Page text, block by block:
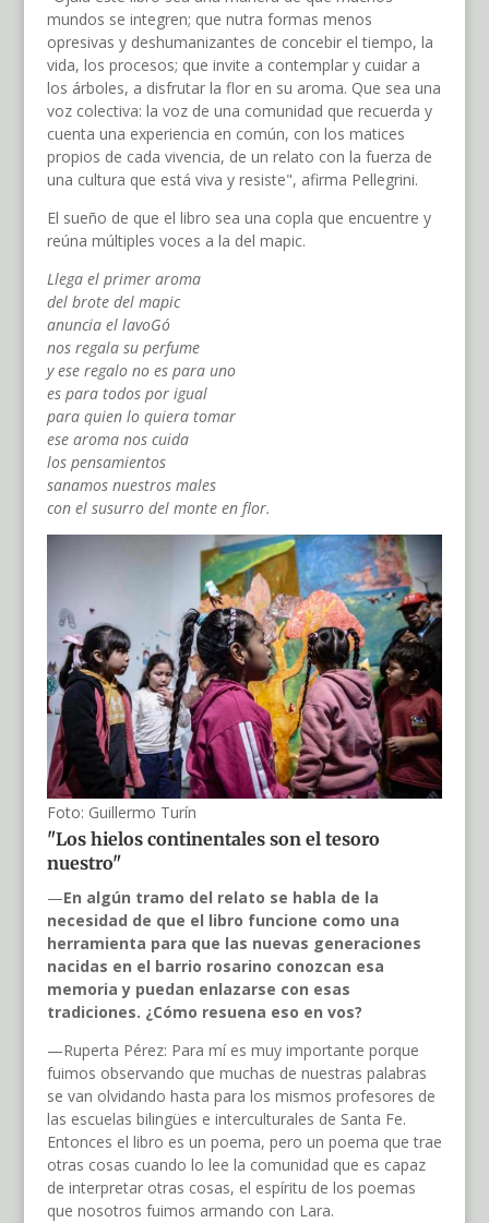
mundos se integren; que nutra formas menos
opresivas y deshumanizantes de concebir el tiempo, la
vida, los procesos; que invite a contemplar y cuidar a
los árboles, a disfrutar la flor en su aroma. Que sea una
voz colectiva: la voz de una comunidad que recuerda y
cuenta una experiencia en común, con los matices
propios de cada vivencia, de un relato con la fuerza de
una cultura que está viva y resiste", afirma Pellegrini.
El sueño de que el libro sea una copla que encuentre y
reúna múltiples voces a la del mapic.
Llega el primer aroma
del brote del mapic
anuncia el lavoGó
nos regala su perfume
y ese regalo no es para uno
es para todos por igual
para quien lo quiera tomar
ese aroma nos cuida
los pensamientos
sanamos nuestros males
con el susurro del monte en flor.
Foto: Guillermo Turín
"Los hielos continentales son el tesoro
nuestro"
—En algún tramo del relato se habla de la
necesidad de que el libro funcione como una
herramienta para que las nuevas generaciones
nacidas en el barrio rosarino conozcan esa
memoria y puedan enlazarse con esas
tradiciones. ¿Cómo resuena eso en vos?
—Ruperta Pérez: Para mí es muy importante porque
fuimos observando que muchas de nuestras palabras
se van olvidando hasta para los mismos profesores de
las escuelas bilingües e interculturales de Santa Fe.
Entonces el libro es un poema, pero un poema que trae
otras cosas cuando lo lee la comunidad que es capaz
de interpretar otras cosas, el espíritu de los poemas
que nosotros fuimos armando con Lara.